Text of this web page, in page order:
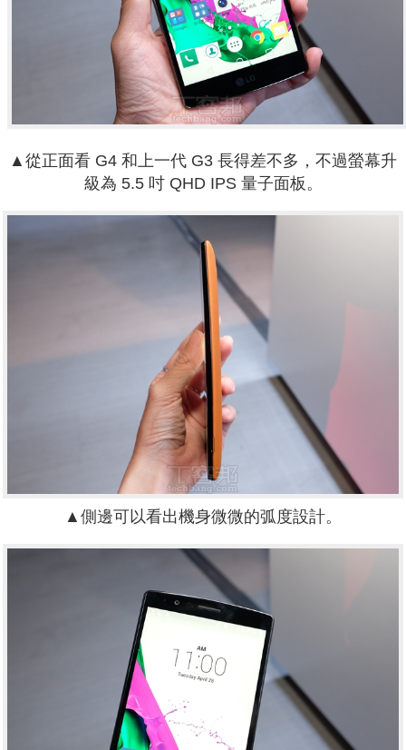
▲從正面看 G4 和上一代 G3 長得差不多，不過螢幕升
級為 5.5 吋 QHD IPS 量子面板。
▲側邊可以看出機身微微的弧度設計。